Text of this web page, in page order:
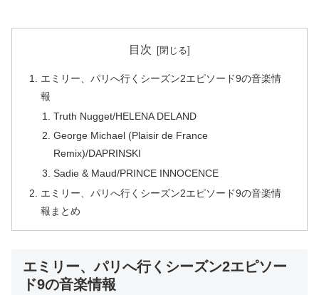
目次
エミリー、パリへ行くシーズン2エピソード9の音楽情
報
Truth Nugget/HELENA DELAND
George Michael (Plaisir de France
Remix)/DAPRINSKI
Sadie & Maud/PRINCE INNOCENCE
エミリー、パリへ行くシーズン2エピソード9の音楽情
報まとめ
エミリー、パリへ行くシーズン2エピソー
ド9の音楽情報